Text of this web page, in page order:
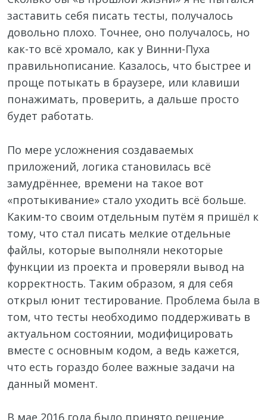
заставить себя писать тесты, получалось
довольно плохо. Точнее, оно получалось, но
как-то всё хромало, как у Винни-Пуха
правильнописание. Казалось, что быстрее и
проще потыкать в браузере, или клавиши
понажимать, проверить, а дальше просто
будет работать.
По мере усложнения создаваемых
приложений, логика становилась всё
замудрённее, времени на такое вот
«протыкивание» стало уходить всё больше.
Каким-то своим отдельным путём я пришёл к
тому, что стал писать мелкие отдельные
файлы, которые выполняли некоторые
функции из проекта и проверяли вывод на
корректность. Таким образом, я для себя
открыл юнит тестирование. Проблема была в
том, что тесты необходимо поддерживать в
актуальном состоянии, модифицировать
вместе с основным кодом, а ведь кажется,
что есть гораздо более важные задачи на
данный момент.